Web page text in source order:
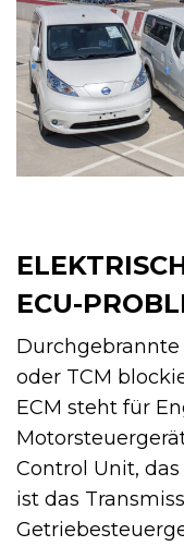
ECU-
Durchgebrannte
oder TCM
ECM steht für
Control Unit,
ist das